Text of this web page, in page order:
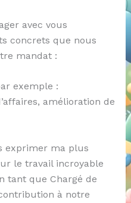
avec vous
concrets que nous
mandat :
exemple :
amélioration de
exprimer ma plus
le travail incroyable
tant que Chargé de
à notre